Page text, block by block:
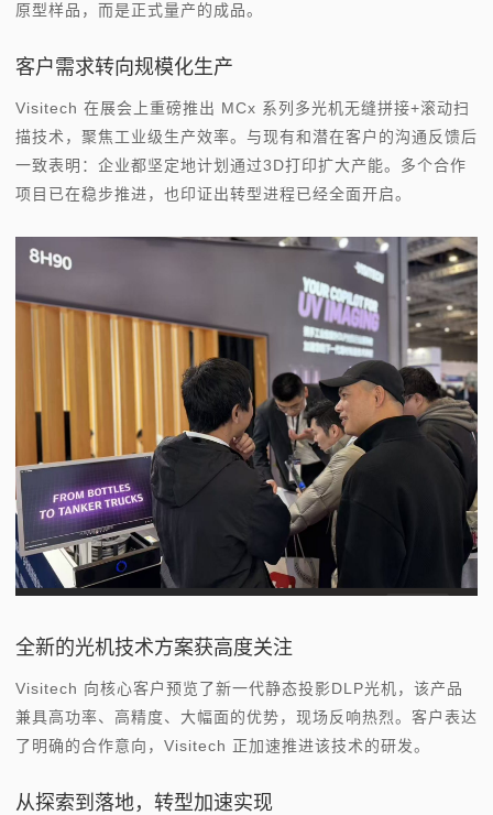
原型样品，而是正式量产的成品。
客户需求转向规模化生产
Visitech 在展会上重磅推出 MCx 系列多光机无缝拼接+滚动扫
描技术，聚焦工业级生产效率。与现有和潜在客户的沟通反馈后
一致表明：企业都坚定地计划通过3D打印扩大产能。多个合作
项目已在稳步推进，也印证出转型进程已经全面开启。
全新的光机技术方案获高度关注
Visitech 向核心客户预览了新一代静态投影DLP光机，该产品
兼具高功率、高精度、大幅面的优势，现场反响热烈。客户表达
了明确的合作意向，Visitech 正加速推进该技术的研发。
从探索到落地，转型加速实现